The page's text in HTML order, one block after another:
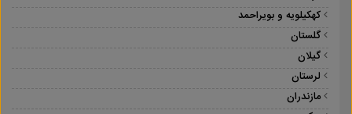
کهکیلویه و بویراحمد
گلستان
گیلان
لرستان
مازندران